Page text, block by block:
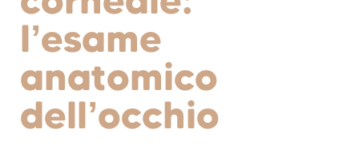
l’esame
anatomico
dell’occhio